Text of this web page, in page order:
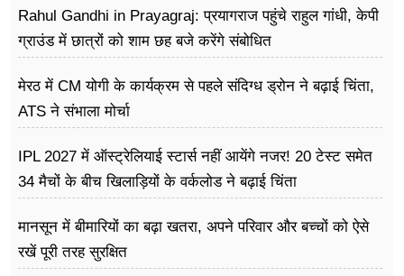
Rahul Gandhi in Prayagraj: प्रयागराज पहुंचे राहुल गांधी, केपी
ग्राउंड में छात्रों को शाम छह बजे करेंगे संबोधित
मेरठ में CM योगी के कार्यक्रम से पहले संदिग्ध ड्रोन ने बढ़ाई चिंता,
ATS ने संभाला मोर्चा
IPL 2027 में ऑस्ट्रेलियाई स्टार्स नहीं आयेंगे नजर! 20 टेस्ट समेत
34 मैचों के बीच खिलाड़ियों के वर्कलोड ने बढ़ाई चिंता
मानसून में बीमारियों का बढ़ा खतरा, अपने परिवार और बच्चों को ऐसे
रखें पूरी तरह सुरक्षित